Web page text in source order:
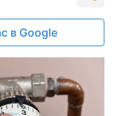
в Google